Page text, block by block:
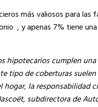
más valiosos para
, y apenas 7% tiene
hipotecarios cumplen
tipo de coberturas
la responsabilidad
subdirectora de